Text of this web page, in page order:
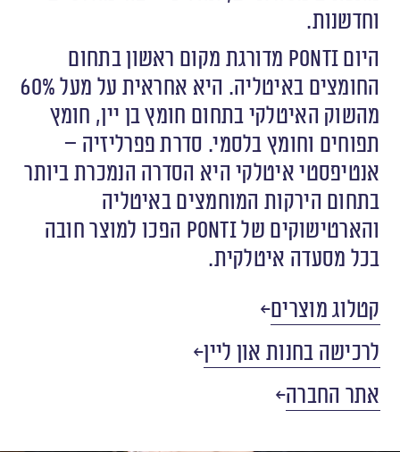
וחדשנות.
היום Ponti מדורגת מקום ראשון בתחום
החומצים באיטליה. היא אחראית על מעל 60%
מהשוק האיטלקי בתחום חומץ בן יין, חומץ
תפוחים וחומץ בלסמי. סדרת פפרליזיה –
אנטיפסטי איטלקי היא הסדרה הנמכרת ביותר
בתחום הירקות המוחמצים באיטליה
והארטישוקים של ponti הפכו למוצר חובה
בכל מסעדה איטלקית.
קטלוג מוצרים
לרכישה בחנות און ליין
אתר החברה